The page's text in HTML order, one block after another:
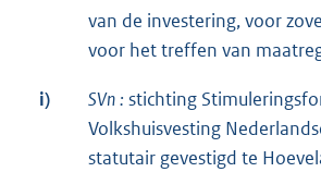
van de investering, voor
voor het treffen van
i) SVn: stichting
Volkshuisvesting
statutair gevestigd te